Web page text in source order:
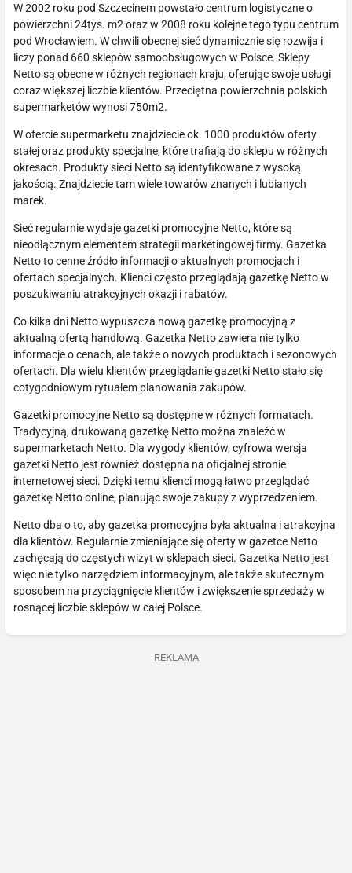
W 2002 roku pod Szczecinem powstało centrum logistyczne o
powierzchni 24tys. m2 oraz w 2008 roku kolejne tego typu centrum
pod Wrocławiem. W chwili obecnej sieć dynamicznie się rozwija i
liczy ponad 660 sklepów samoobsługowych w Polsce. Sklepy
Netto są obecne w różnych regionach kraju, oferując swoje usługi
coraz większej liczbie klientów. Przeciętna powierzchnia polskich
supermarketów wynosi 750m2.
W ofercie supermarketu znajdziecie ok. 1000 produktów oferty
stałej oraz produkty specjalne, które trafiają do sklepu w różnych
okresach. Produkty sieci Netto są identyfikowane z wysoką
jakością. Znajdziecie tam wiele towarów znanych i lubianych
marek.
Sieć regularnie wydaje gazetki promocyjne Netto, które są
nieodłącznym elementem strategii marketingowej firmy. Gazetka
Netto to cenne źródło informacji o aktualnych promocjach i
ofertach specjalnych. Klienci często przeglądają gazetkę Netto w
poszukiwaniu atrakcyjnych okazji i rabatów.
Co kilka dni Netto wypuszcza nową gazetkę promocyjną z
aktualną ofertą handlową. Gazetka Netto zawiera nie tylko
informacje o cenach, ale także o nowych produktach i sezonowych
ofertach. Dla wielu klientów przeglądanie gazetki Netto stało się
cotygodniowym rytuałem planowania zakupów.
Gazetki promocyjne Netto są dostępne w różnych formatach.
Tradycyjną, drukowaną gazetkę Netto można znaleźć w
supermarketach Netto. Dla wygody klientów, cyfrowa wersja
gazetki Netto jest również dostępna na oficjalnej stronie
internetowej sieci. Dzięki temu klienci mogą łatwo przeglądać
gazetkę Netto online, planując swoje zakupy z wyprzedzeniem.
Netto dba o to, aby gazetka promocyjna była aktualna i atrakcyjna
dla klientów. Regularnie zmieniające się oferty w gazetce Netto
zachęcają do częstych wizyt w sklepach sieci. Gazetka Netto jest
więc nie tylko narzędziem informacyjnym, ale także skutecznym
sposobem na przyciągnięcie klientów i zwiększenie sprzedaży w
rosnącej liczbie sklepów w całej Polsce.
REKLAMA